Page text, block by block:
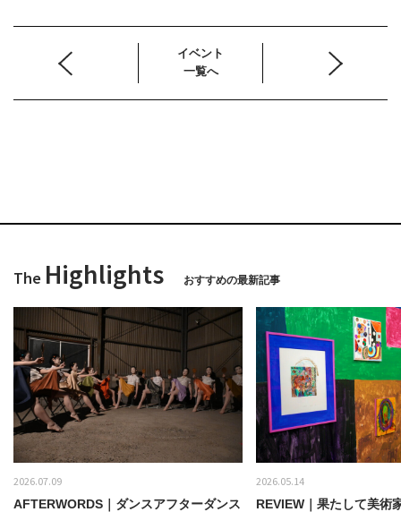
イベント
一覧へ
The Highlights おすすめの最新記事
2026.07.09
AFTERWORDS｜ダンスアフターダンス
2026.05.14
REVIEW｜果たして美術